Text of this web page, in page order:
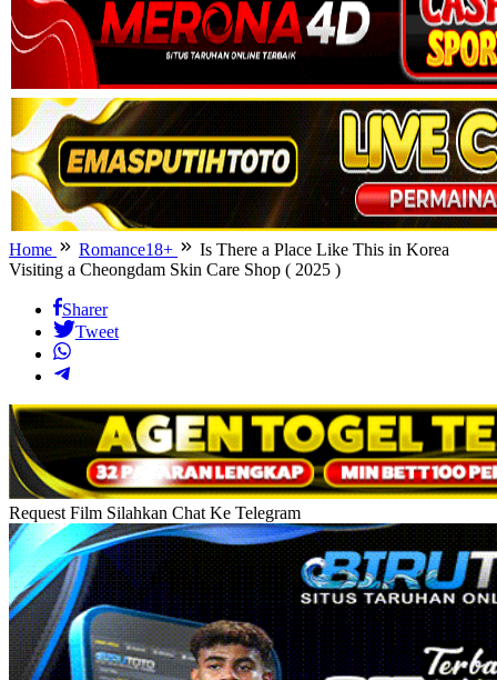
Home Romance18+
Is There a Place Like This in Korea
Visiting a Cheongdam Skin Care Shop ( 2025 )
Sharer
Tweet
Request Film Silahkan Chat Ke Telegram